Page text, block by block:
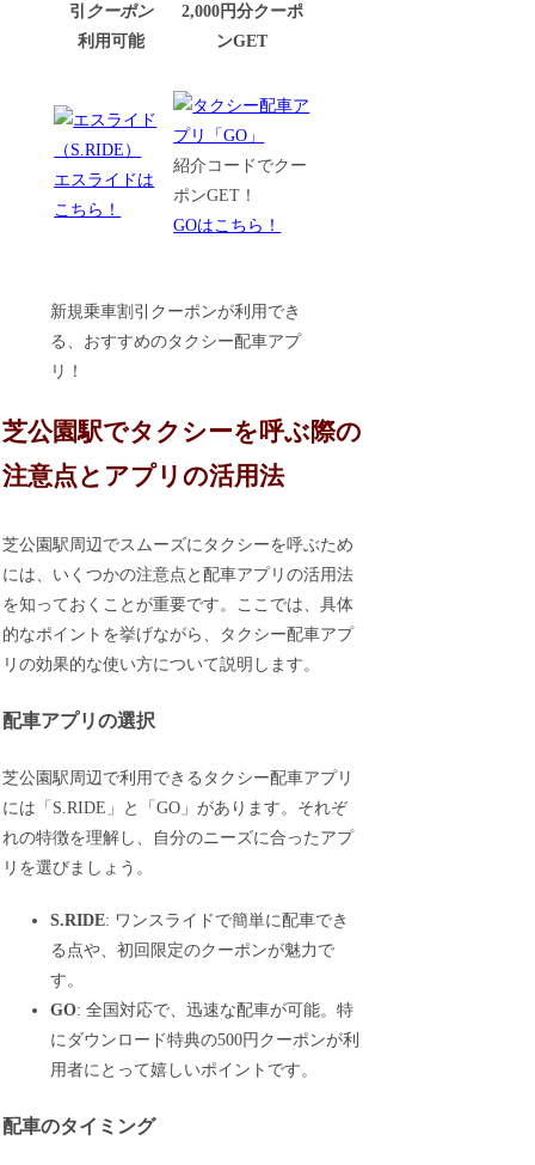
引 クーポン
利用可能
2,000円分クーポ
ンGET
エスライドは
こちら！
紹介コードでクー
ポンGET！
GOはこちら！
新規乗車割引クーポンが利用でき
る、おすすめのタクシー配車アプ
リ！
芝公園駅でタクシーを呼ぶ際の
注意点とアプリの活用法
芝公園駅周辺でスムーズにタクシーを呼ぶため
には、いくつかの注意点と配車アプリの活用法
を知っておくことが重要です。ここでは、具体
的なポイントを挙げながら、タクシー配車アプ
リの効果的な使い方について説明します。
配車アプリの選択
芝公園駅周辺で利用できるタクシー配車アプリ
には「S.RIDE」と「GO」があります。それぞ
れの特徴を理解し、自分のニーズに合ったアプ
リを選びましょう。
S.RIDE: ワンスライドで簡単に配車でき
る点や、初回限定のクーポンが魅力で
す。
GO: 全国対応で、迅速な配車が可能。特
にダウンロード特典の500円クーポンが利
用者にとって嬉しいポイントです。
配車のタイミング